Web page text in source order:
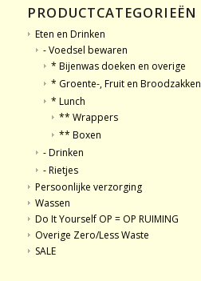
PRODUCTCATEGORIEËN
Eten en Drinken
- Voedsel bewaren
* Bijenwas doeken en overige
* Groente-, Fruit en Broodzakken
* Lunch
** Wrappers
** Boxen
- Drinken
- Rietjes
Persoonlijke verzorging
Wassen
Do It Yourself OP = OP RUIMING
Overige Zero/Less Waste
SALE